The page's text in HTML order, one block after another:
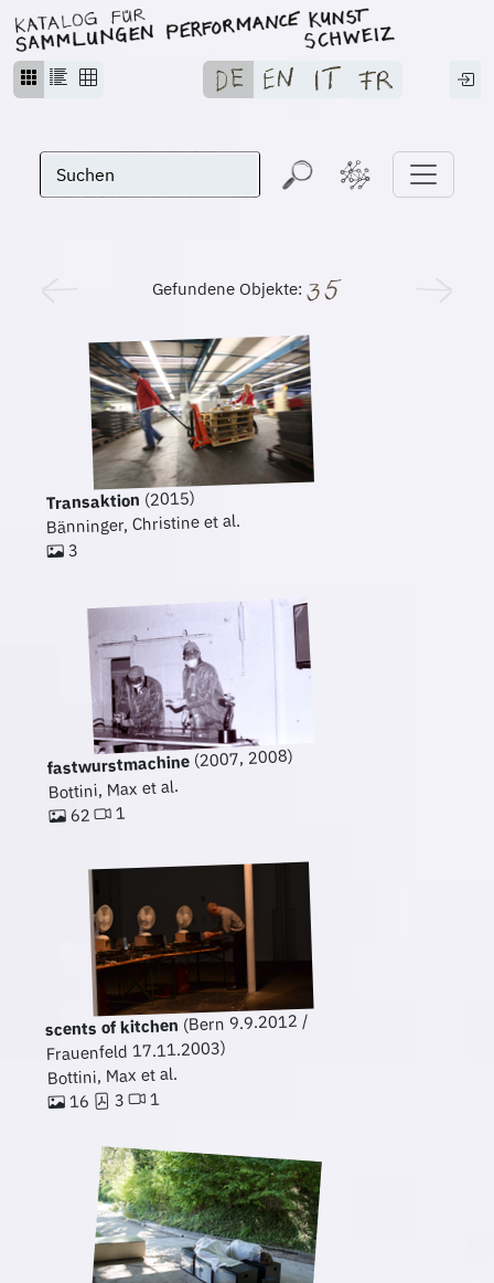
Gefundene Objekte:
Transaktion (2015)
Bänninger, Christine et al.
3
fastwurstmachine(2007, 2008)
Bottini, Max et al.
62 1
scents of kitchen (Bern 9.9.2012 /
Frauenfeld 17.11.2003)
Bottini, Max et al.
16 3 1